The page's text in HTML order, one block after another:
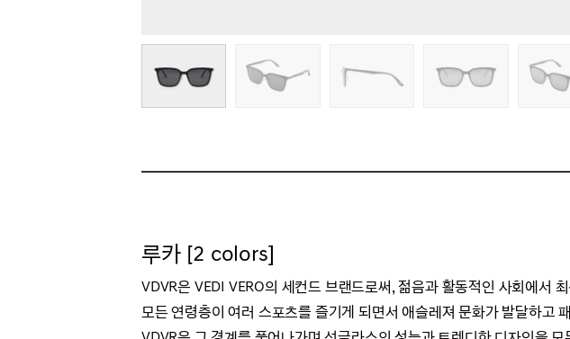
루카 [2 colors]
VDVR은 VEDI VERO의 세컨드 브랜드로써, 젊음과 활동적인 사회에서
모든 연령층이 여러 스포츠를 즐기게 되면서 애슬레져 문화가 발달하고